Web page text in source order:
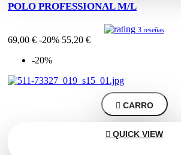
POLO PROFESSIONAL M/L
3 reseñas
69,00 € -20% 55,20 €
-20%
 CARRO
 QUICK VIEW